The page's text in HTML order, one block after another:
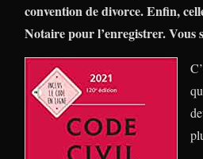
convention de divorce. Enfin,
Notaire pour l’enregistrer. Vous